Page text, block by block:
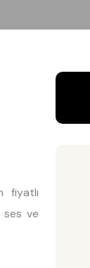
fiyatlı
ses ve